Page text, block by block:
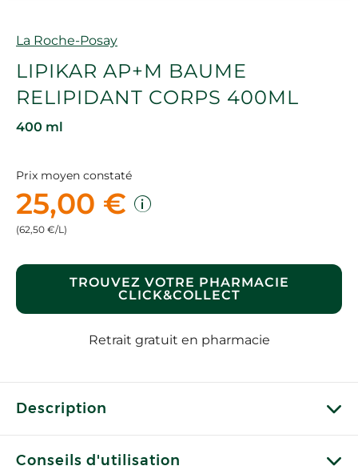
Marque
La Roche-Posay
LIPIKAR AP+M BAUME
RELIPIDANT CORPS 400ML
400 ml
Prix moyen constaté
25,00 €
(62,50 €/L)
TROUVEZ VOTRE PHARMACIE
CLICK&COLLECT
Retrait gratuit en pharmacie
Description
Conseils d'utilisation